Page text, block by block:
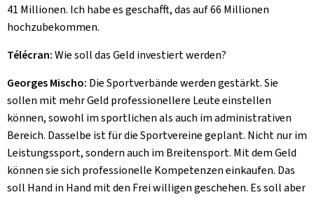
41 Millionen. Ich habe es geschafft, das auf 66 Millionen
hochzubekommen.
Télécran:Wie soll das Geld investiert werden?
Georges Mischo: Die Sportverbände werden gestärkt. Sie
sollen mit mehr Geld professionellere Leute einstellen
können, sowohl im sportlichen als auch im administrativen
Bereich. Dasselbe ist für die Sportvereine geplant. Nicht nur im
Leistungssport, sondern auch im Breitensport. Mit dem Geld
können sie sich professionelle Kompetenzen einkaufen. Das
soll Hand in Hand mit den Frei willigen geschehen. Es soll aber